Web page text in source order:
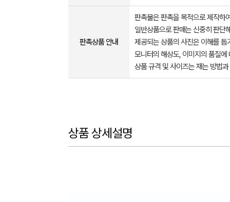
판촉상품 안내
판촉물은 판촉을 목적으로 제작하
일반상품으로 판매는 신중히 판단
제공되는 상품의 사진은 이해를
모니터의 해상도, 이미지의 품질
상품 규격 및 사이즈는 재는 방법
상품 상세설명